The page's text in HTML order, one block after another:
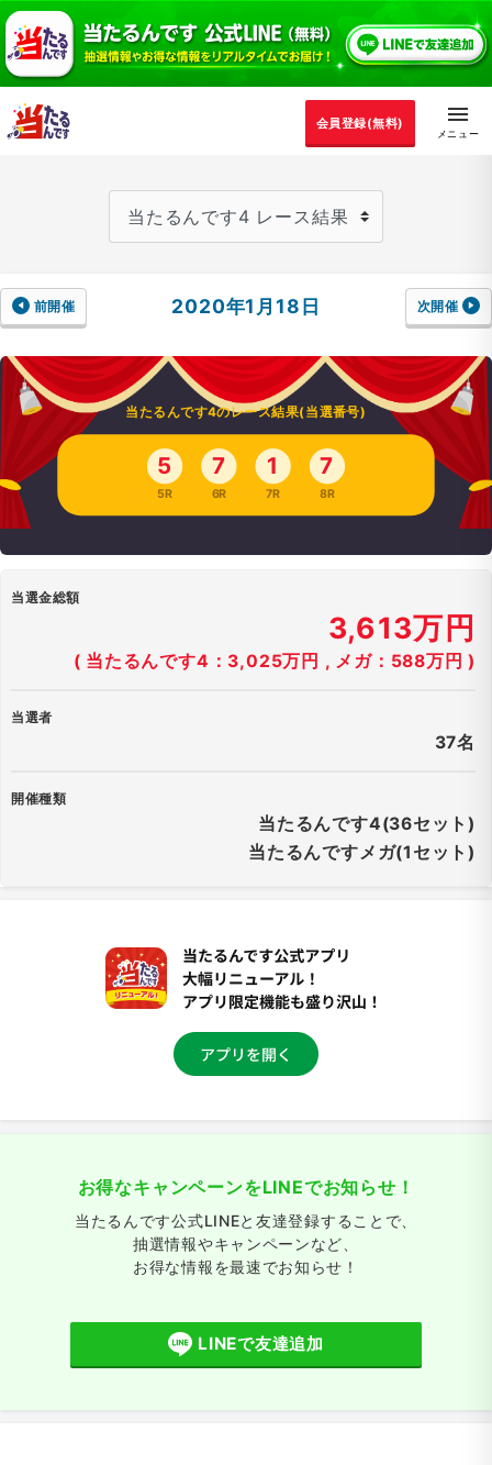
会員登録(無料)
前開催 2020年1月18日 次開催
当たるんです4のレース結果(当選番号)
5
5R
7
6R
1
7R
7
8R
当選金総額
3,613万円
( 当たるんです4：3,025万円 , メガ：588万円 )
当選者
37名
開催種類
当たるんです4(36セット)
当たるんですメガ(1セット)
お得なキャンペーンをLINEでお知らせ！
当たるんです公式LINEと友達登録することで、
抽選情報やキャンペーンなど、
お得な情報を最速でお知らせ！
LINEで友達追加